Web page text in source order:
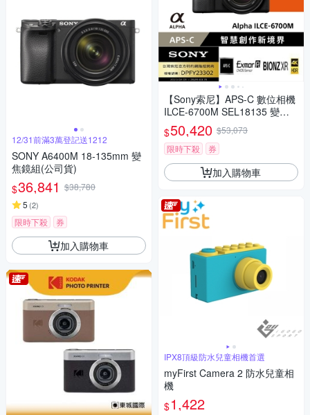
12/31前滿3萬登記送1212
SONY A6400M 18-135mm 變
焦鏡組(公司貨)
$36,841 $38,780
5 (2)
限時下殺 券
加入購物車
【Sony索尼】APS-C 數位相機
ILCE-6700M SEL18135 變焦
鏡組 (公司貨 保固18+6個月)
$50,420 $53,073
限時下殺
券
加入購物車
IPX8頂級防水兒童相機首選
myFirst Camera 2 防水兒童相
機
$1,422